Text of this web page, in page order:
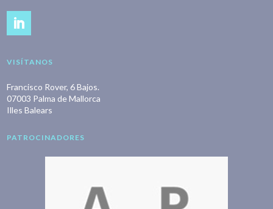
VISÍTANOS
Francisco Rover, 6 Bajos.
07003 Palma de Mallorca
Illes Balears
PATROCINADORES